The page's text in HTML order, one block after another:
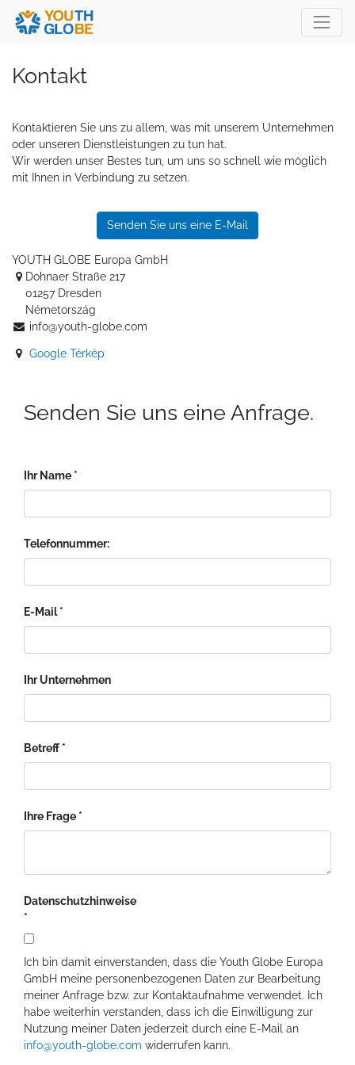
Kontakt
Kontaktieren Sie uns zu allem, was mit unserem Unternehmen
oder unseren Dienstleistungen zu tun hat.
Wir werden unser Bestes tun, um uns so schnell wie möglich
mit Ihnen in Verbindung zu setzen.
Senden Sie uns eine E-Mail
YOUTH GLOBE Europa GmbH
Dohnaer Straße 217
01257 Dresden
Németország
info@youth-globe.com
Google Térkép
Senden Sie uns eine Anfrage.
Ihr Name
Telefonnummer:
E-Mail
Ihr Unternehmen
Betreff
Ihre Frage
Datenschutzhinweise
Ich bin damit einverstanden, dass die Youth Globe Europa
GmbH meine personenbezogenen Daten zur Bearbeitung
meiner Anfrage bzw. zur Kontaktaufnahme verwendet. Ich
habe weiterhin verstanden, dass ich die Einwilligung zur
Nutzung meiner Daten jederzeit durch eine E-Mail an
info@youth-globe.com widerrufen kann.